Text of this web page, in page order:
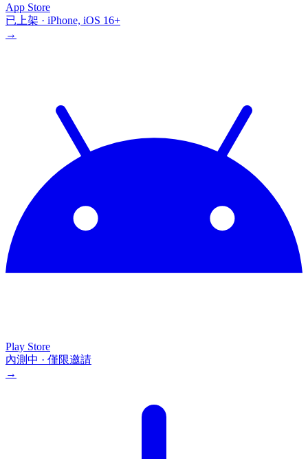
App Store
已上架 · iPhone, iOS 16+
→
Play Store
內測中 · 僅限邀請
→